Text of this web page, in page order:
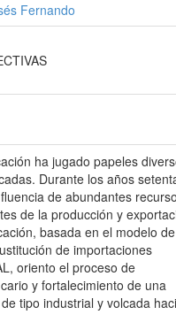
Fernando
ha jugado papeles
Durante los años
de abundantes
de la producción y
basada en el modelo de
de importaciones
oriento el proceso de
y fortalecimiento de una
tipo industrial y volcada